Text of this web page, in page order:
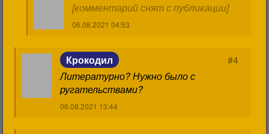
[комментарий снят с публикации]
06.08.2021 04:53
Крокодил
#4
Литературно? Нужно было с
06.08.2021 13:44